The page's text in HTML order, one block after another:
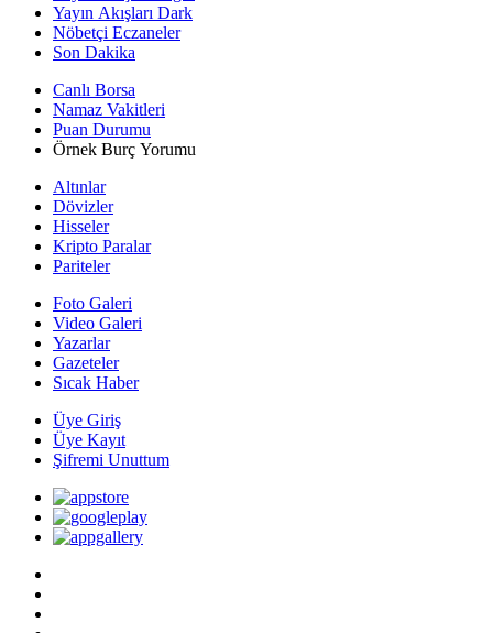
Yayın Akışları Dark
Nöbetçi Eczaneler
Son Dakika
Canlı Borsa
Namaz Vakitleri
Puan Durumu
Örnek Burç Yorumu
Altınlar
Dövizler
Hisseler
Kripto Paralar
Pariteler
Foto Galeri
Video Galeri
Yazarlar
Gazeteler
Sıcak Haber
Üye Giriş
Üye Kayıt
Şifremi Unuttum